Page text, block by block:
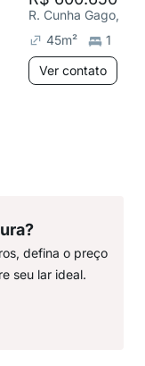
R. Cunha Gago,
45m²
1
Ver contato
defina o preço
seu lar ideal.